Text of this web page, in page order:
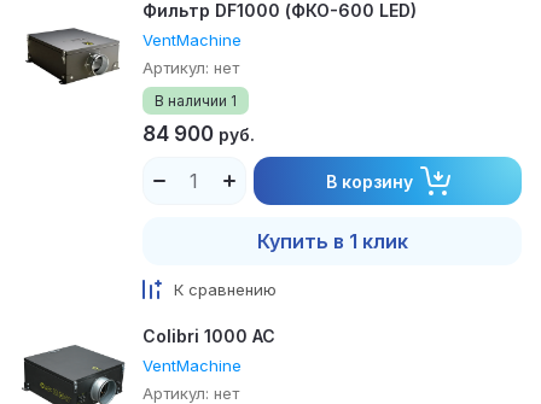
Фильтр DF1000 (ФКО-600 LED)
VentMachine
Артикул: нет
В наличии 1
84 900 руб.
В корзину
Купить в 1 клик
К сравнению
Colibri 1000 АС
VentMachine
Артикул: нет